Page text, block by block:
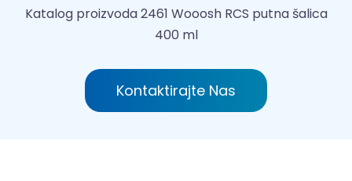
Katalog proizvoda2461 Wooosh RCS putna šalica
400 ml
Kontaktirajte Nas